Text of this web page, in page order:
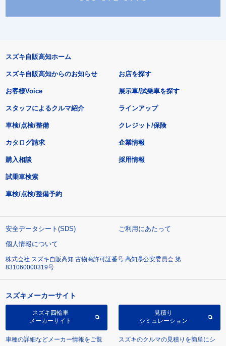
スズキ自販高知ホーム
スズキ自販高知からのお知らせ
お客様Voice
スタッフによるクルマ紹介
お店を探す
展示車/試乗車を探す
ラインアップ
車検/点検/整備 クレジット/保険
カタログ請求
購入相談
試乗車検索
車検/点検/整備予約
企業情報
採用情報
安全データシート(SDS)
ご利用にあたって
個人情報について
株式会社 スズキ自販高知 古物商許可証番号 高知県公安委員会 第
831060000319号
スズキメーカーサイト
スズキ四輪車
メーカーサイト
車種の詳細などメーカー情報をご覧
見積り
シミュレーション
スズキのクルマの見積りを簡単にシ